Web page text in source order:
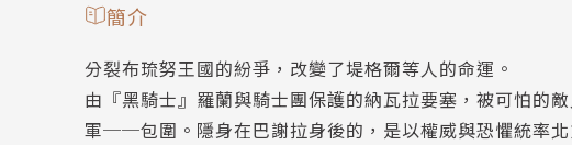
簡介
分裂布琉努王國的紛爭，改變了堤格爾等人的命運。
由『黑騎士』羅蘭與騎士團保護的納瓦拉要塞，被可怕
軍──包圍。隱身在巴謝拉身後的，是以權威與恐懼統率